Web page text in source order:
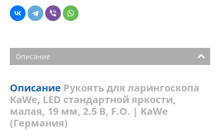
Описание
Описание Рукоять для ларингоскопа
KaWe, LED стандартной яркости,
малая, 19 мм, 2.5 В, F.O. | KaWe
(Германия)